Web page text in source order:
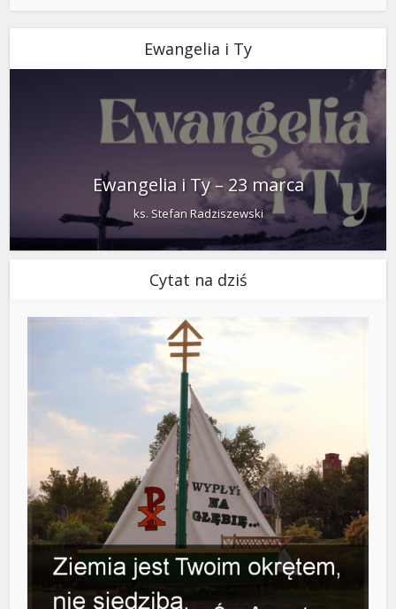
Ewangelia i Ty
Ewangelia i Ty – 23 marca
ks. Stefan Radziszewski
Cytat na dziś